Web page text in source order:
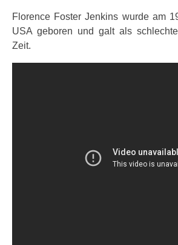
Florence Foster Jenkins wurde am
USA geboren und galt als
Zeit.